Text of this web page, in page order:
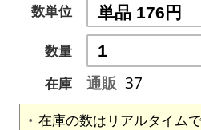
数単位
数量
在庫
通販 37
在庫の数はリアルタイム